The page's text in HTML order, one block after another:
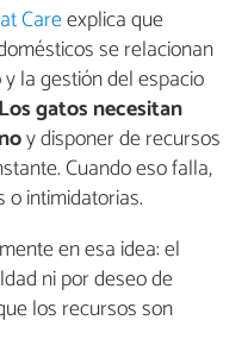
Careexplica que
se relacionan
la gestión del espacio
Los gatos necesitan
y disponer de recursos
Cuando eso falla,
intimidatorias.
en esa idea: el
ni por deseo de
los recursos son